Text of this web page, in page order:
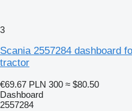
3
Scania 2557284 dashboard
tractor
€69.67 PLN 300 ≈ $80.50
Dashboard
2557284